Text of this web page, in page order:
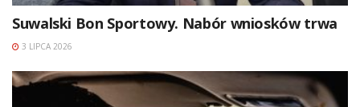
Suwalski Bon Sportowy. Nabór wniosków trwa
3 LIPCA 2026